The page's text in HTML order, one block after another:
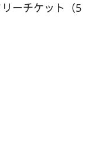
ーチケット（5